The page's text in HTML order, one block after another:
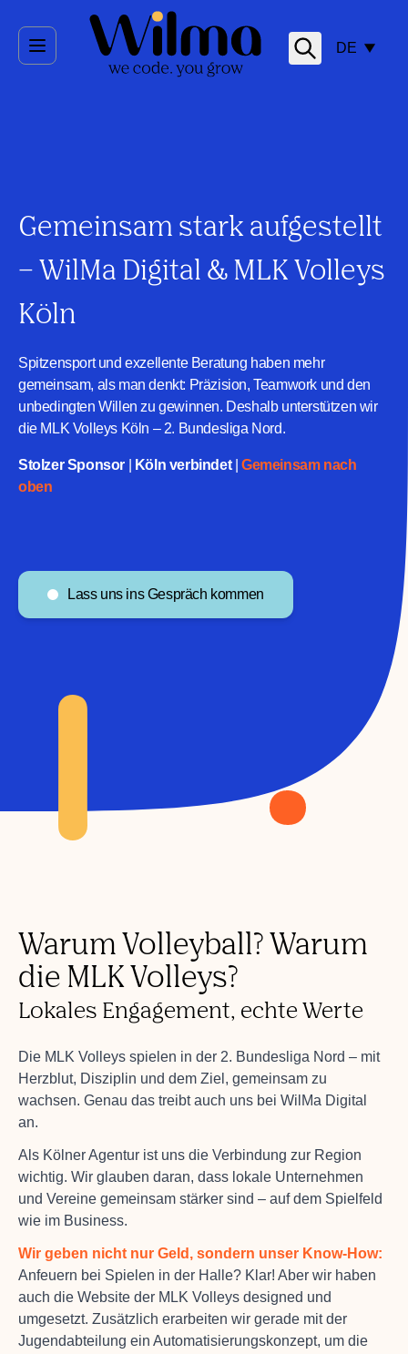
DE
Gemeinsam stark aufgestellt
– WilMa Digital & MLK Volleys
Köln
Spitzensport und exzellente Beratung haben mehr
gemeinsam, als man denkt: Präzision, Teamwork und den
unbedingten Willen zu gewinnen. Deshalb unterstützen wir
die MLK Volleys Köln – 2. Bundesliga Nord.
Stolzer Sponsor Köln verbindet|Gemeinsam nach
oben
Lass uns ins Gespräch kommen
Warum Volleyball? Warum
die MLK Volleys?
Lokales Engagement, echte Werte
Die MLK Volleys spielen in der 2. Bundesliga Nord – mit
Herzblut, Disziplin und dem Ziel, gemeinsam zu
wachsen. Genau das treibt auch uns bei WilMa Digital
an.
Als Kölner Agentur ist uns die Verbindung zur Region
wichtig. Wir glauben daran, dass lokale Unternehmen
und Vereine gemeinsam stärker sind – auf dem Spielfeld
wie im Business.
Wir geben nicht nur Geld, sondern unser Know-How:
Anfeuern bei Spielen in der Halle? Klar! Aber wir haben
auch die Website der MLK Volleys designed und
umgesetzt. Zusätzlich erarbeiten wir gerade mit der
Jugendabteilung ein Automatisierungskonzept, um die